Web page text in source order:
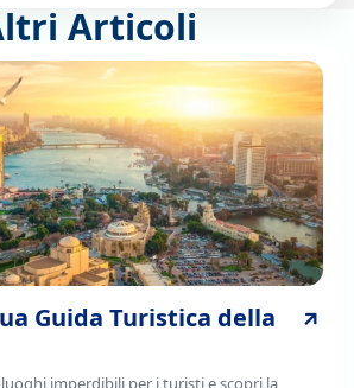
Articoli
Guida Turistica della
luoghi imperdibili per i turisti e scopri la